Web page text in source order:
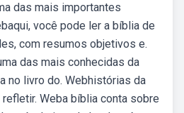
das mais importantes
você pode ler a bíblia de
com resumos objetivos e.
das mais conhecidas da
no livro do. Webhistórias da
Weba bíblia conta sobre